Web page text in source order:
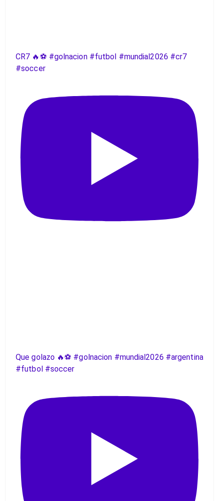
CR7 🔥⚽️ #golnacion #futbol #mundial2026 #cr7
#soccer
Que golazo 🔥⚽️ #golnacion #mundial2026 #argentina
#futbol #soccer